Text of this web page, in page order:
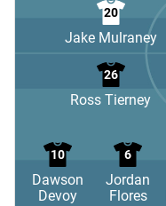
20
Jake Mulraney
26
Ross Tierney
10
Dawson
Devoy
6
Jordan
Flores